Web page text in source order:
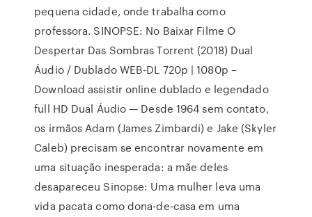
pequena cidade, onde trabalha como
professora. SINOPSE: No Baixar Filme O
Despertar Das Sombras Torrent (2018) Dual
Áudio / Dublado WEB-DL 720p | 1080p –
Download assistir online dublado e legendado
full HD Dual Áudio — Desde 1964 sem contato,
os irmãos Adam (James Zimbardi) e Jake (Skyler
Caleb) precisam se encontrar novamente em
uma situação inesperada: a mãe deles
desapareceu Sinopse: Uma mulher leva uma
vida pacata como dona-de-casa em uma